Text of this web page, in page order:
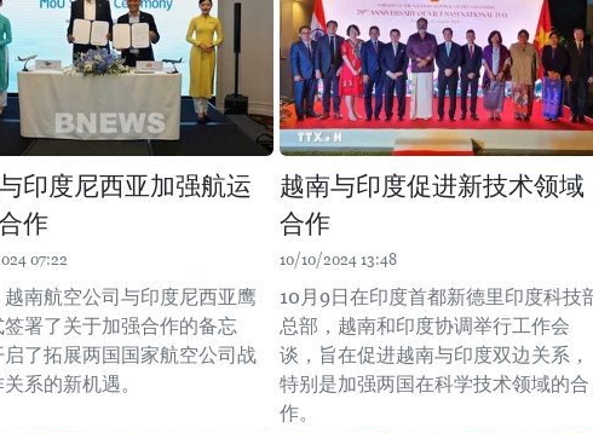
印度尼西亚加强航运
作
07:22
越南航空公司与印度尼西亚鹰
签署了关于加强合作的备忘
启了拓展两国国家航空公司战
系的新机遇。
越南与印度促进新技术领域
合作
10/10/2024 13:48
10月9日在印度首都新德里印度科技
总部，越南和印度协调举行工作会
谈，旨在促进越南与印度双边关系，
特别是加强两国在科学技术领域的合
作。